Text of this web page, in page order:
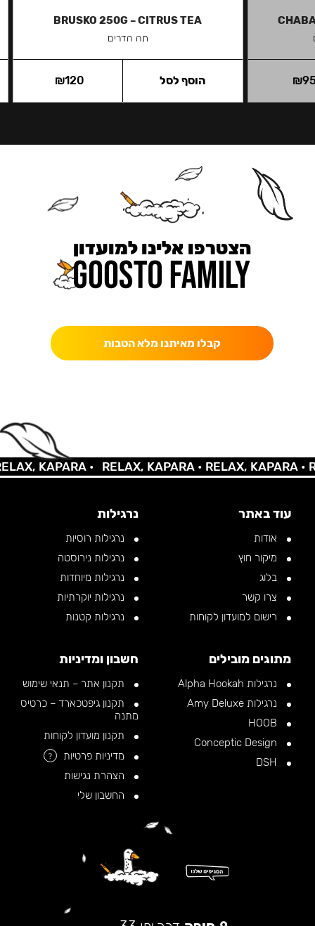
₪
BRUSKO 250G – CITRUS TEA
תה הדרים
₪120 הוסף לסל
הצטרפו אלינו למועדון
קבלו מאיתנו מלא הטבות
KAPARA • RELAX, KAPARA •RELAX, KAPARA •
עוד באתר
אודות
מיקור חוץ
בלוג
צרו קשר
רישום למועדון לקוחות
נרגילות
נרגילות רוסיות
נרגילות נירוסטה
נרגילות מיוחדות
נרגילות יוקרתיות
נרגילות קטנות
מתוגים מובילים
נרגילות Alpha Hookah
נרגילות Amy Deluxe
חשבון ומדיניות
תקנון אתר – תנאי שימוש
תקנון גיפטכארד – כרטיס
מתנה
תקנון מועדון לקוחות
מדיניות פרטיות
?
הצהרת נגישות
החשבון שלי